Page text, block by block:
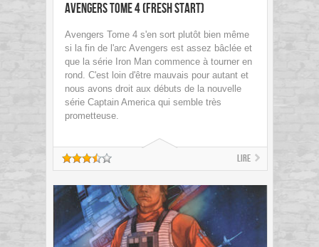
Avengers Tome 4 (Fresh Start)
Avengers Tome 4 s'en sort plutôt bien même
si la fin de l'arc Avengers est assez bâclée et
que la série Iron Man commence à tourner en
rond. C'est loin d'être mauvais pour autant et
nous avons droit aux débuts de la nouvelle
série Captain America qui semble très
prometteuse.
Lire